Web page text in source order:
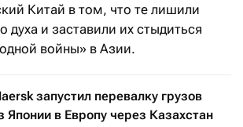
Китай в том, что те лишили
духа и заставили их стыдиться
войны» в Азии.
запустил перевалку грузов
Японии в Европу через Казахстан